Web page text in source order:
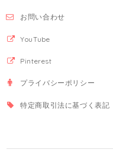
お問い合わせ
YouTube
Pinterest
プライバシーポリシー
特定商取引法に基づく表記